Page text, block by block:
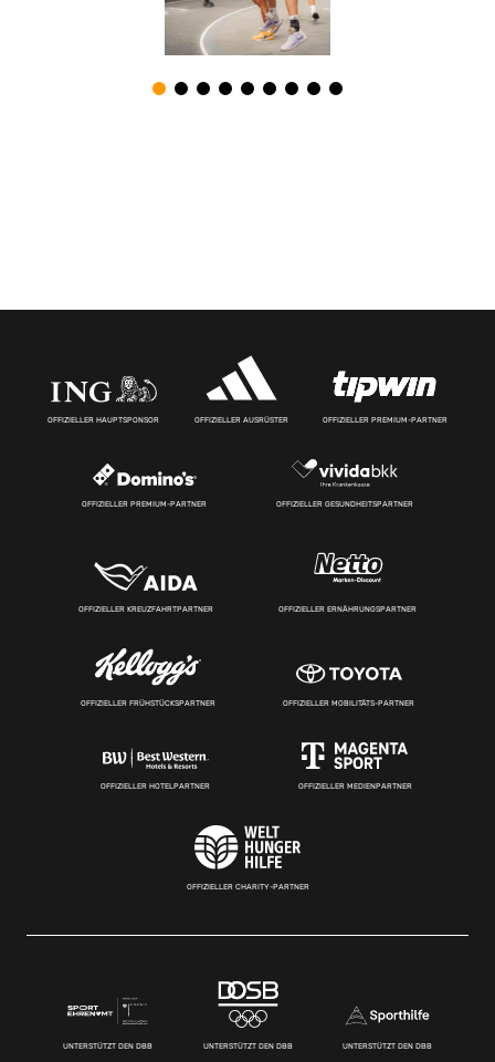
OFFIZIELLER HAUPTSPONSOR OFFIZIELLER AUSRÜSTER OFFIZIELLER PREMIUM-PARTNER
OFFIZIELLER PREMIUM-PARTNER OFFIZIELLER GESUNDHEITSPARTNER
OFFIZIELLER KREUZFAHRTPARTNER OFFIZIELLER ERNÄHRUNGSPARTNER
OFFIZIELLER FRÜHSTÜCKSPARTNER OFFIZIELLER MOBILITÄTS-PARTNER
OFFIZIELLER HOTELPARTNER OFFIZIELLER MEDIENPARTNER
OFFIZIELLER CHARITY-PARTNER
UNTERSTÜTZT DEN DBB UNTERSTÜTZT DEN DBB UNTERSTÜTZT DEN DBB